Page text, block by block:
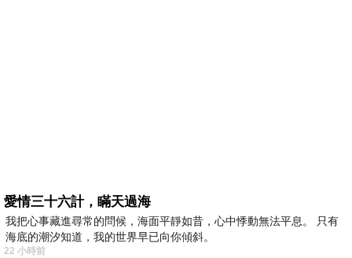
愛情三十六計，瞞天過海
我把心事藏進尋常的問候，海面平靜如昔，心中悸動無法平息。 只有
海底的潮汐知道，我的世界早已向你傾斜。
22 小時前